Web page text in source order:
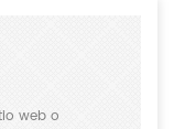
web o